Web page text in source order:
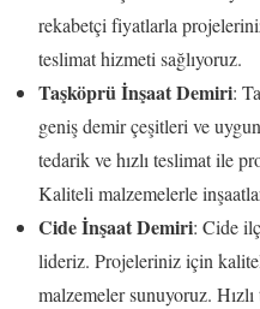
rekabetçi fiyatlarla
teslimat hizmeti sağlıyoruz.
Taşköprü İnşaat Demiri:
geniş demir çeşitleri ve
tedarik ve hızlı teslimat ile
Kaliteli malzemelerle
Cide İnşaat Demiri: Cide
lideriz. Projeleriniz için
malzemeler sunuyoruz.